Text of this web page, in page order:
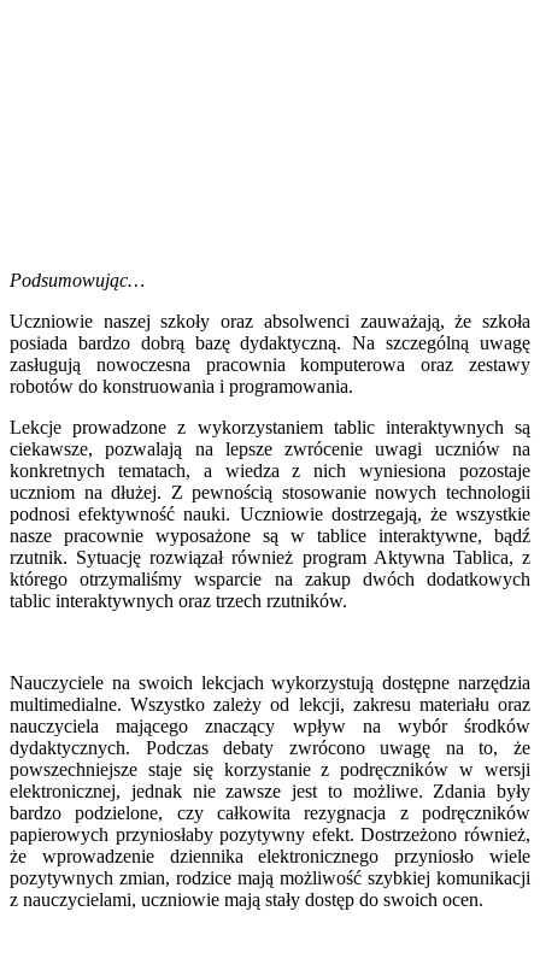
Podsumowując…
Uczniowie naszej szkoły oraz absolwenci zauważają, że szkoła
posiada bardzo dobrą bazę dydaktyczną. Na szczególną uwagę
zasługują nowoczesna pracownia komputerowa oraz zestawy
robotów do konstruowania i programowania.
Lekcje prowadzone z wykorzystaniem tablic interaktywnych są
ciekawsze, pozwalają na lepsze zwrócenie uwagi uczniów na
konkretnych tematach, a wiedza z nich wyniesiona pozostaje
uczniom na dłużej. Z pewnością stosowanie nowych technologii
podnosi efektywność nauki. Uczniowie dostrzegają, że wszystkie
nasze pracownie wyposażone są w tablice interaktywne, bądź
rzutnik. Sytuację rozwiązał również program Aktywna Tablica, z
którego otrzymaliśmy wsparcie na zakup dwóch dodatkowych
tablic interaktywnych oraz trzech rzutników.
Nauczyciele na swoich lekcjach wykorzystują dostępne narzędzia
multimedialne. Wszystko zależy od lekcji, zakresu materiału oraz
nauczyciela mającego znaczący wpływ na wybór środków
dydaktycznych. Podczas debaty zwrócono uwagę na to, że
powszechniejsze staje się korzystanie z podręczników w wersji
elektronicznej, jednak nie zawsze jest to możliwe. Zdania były
bardzo podzielone, czy całkowita rezygnacja z podręczników
papierowych przyniosłaby pozytywny efekt. Dostrzeżono również,
że wprowadzenie dziennika elektronicznego przyniosło wiele
pozytywnych zmian, rodzice mają możliwość szybkiej komunikacji
z nauczycielami, uczniowie mają stały dostęp do swoich ocen.